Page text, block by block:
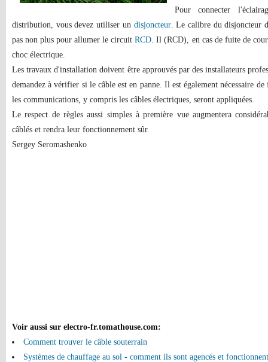
Pour connecter
distribution, vous devez utiliser un disjoncteur. Le calibre du disjoncteur
pas non plus pour allumer le circuitRCD. Il (RCD), en cas de fuite de
choc électrique.
Les travaux d'installation doivent être approuvés par des installateurs
demandez à vérifier si le câble est en panne. Il est également nécessaire
les communications, y compris les câbles électriques, seront appliquées.
Le respect de règles aussi simples à première vue augmentera
câblés et rendra leur fonctionnement sûr.
Sergey Seromashenko
Voir aussi sur electro-fr.tomathouse.com:
Comment trouver le câble souterrain
Systèmes de chauffage au sol - comment ils sont agencés et fonctionnent